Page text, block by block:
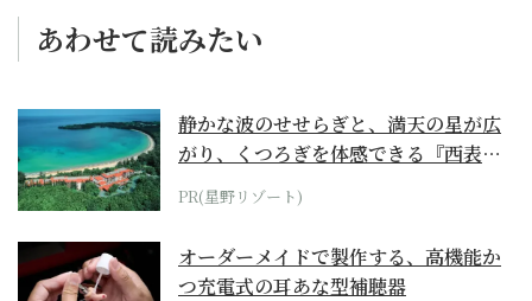
あわせて読みたい
静かな波のせせらぎと、満天の星が広
がり、くつろぎを体感できる『西表島
ホテル by...
PR(星野リゾート)
オーダーメイドで製作する、高機能か
つ充電式の耳あな型補聴器